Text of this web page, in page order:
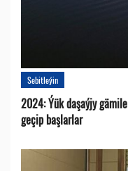
Sebitleýin
2024: Ýük daşaýjy
geçip başlarlar